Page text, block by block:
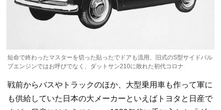
短命で終わったマスターを切った貼ったでドアも流用、旧式のS型サイドバル
ブエンジンではお呼びでなく、ダットサン210に敗れた初代コロナ
戦前からバスやトラックのほか、大型乗用車も作って軍に
も供給していた日本の大メーカーといえばトヨタと日産で